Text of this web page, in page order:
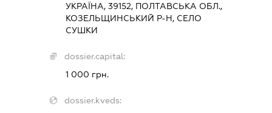
УКРАЇНА, 39152, ПОЛТАВСЬКА ОБЛ.,
КОЗЕЛЬЩИНСЬКИЙ Р-Н, СЕЛО
СУШКИ
dossier.capital:
1 000 грн.
dossier.kveds: